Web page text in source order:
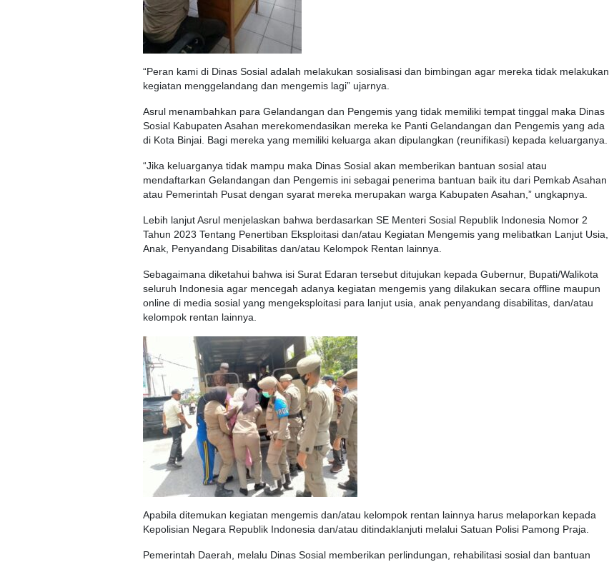
“Peran kami di Dinas Sosial adalah melakukan sosialisasi dan bimbingan agar mereka tidak melakukan
kegiatan menggelandang dan mengemis lagi” ujarnya.
Asrul menambahkan para Gelandangan dan Pengemis yang tidak memiliki tempat tinggal maka Dinas
Sosial Kabupaten Asahan merekomendasikan mereka ke Panti Gelandangan dan Pengemis yang ada
di Kota Binjai. Bagi mereka yang memiliki keluarga akan dipulangkan (reunifikasi) kepada keluarganya.
“Jika keluarganya tidak mampu maka Dinas Sosial akan memberikan bantuan sosial atau
mendaftarkan Gelandangan dan Pengemis ini sebagai penerima bantuan baik itu dari Pemkab Asahan
atau Pemerintah Pusat dengan syarat mereka merupakan warga Kabupaten Asahan,” ungkapnya.
Lebih lanjut Asrul menjelaskan bahwa berdasarkan SE Menteri Sosial Republik Indonesia Nomor 2
Tahun 2023 Tentang Penertiban Eksploitasi dan/atau Kegiatan Mengemis yang melibatkan Lanjut Usia,
Anak, Penyandang Disabilitas dan/atau Kelompok Rentan lainnya.
Sebagaimana diketahui bahwa isi Surat Edaran tersebut ditujukan kepada Gubernur, Bupati/Walikota
seluruh Indonesia agar mencegah adanya kegiatan mengemis yang dilakukan secara offline maupun
online di media sosial yang mengeksploitasi para lanjut usia, anak penyandang disabilitas, dan/atau
kelompok rentan lainnya.
Apabila ditemukan kegiatan mengemis dan/atau kelompok rentan lainnya harus melaporkan kepada
Kepolisian Negara Republik Indonesia dan/atau ditindaklanjuti melalui Satuan Polisi Pamong Praja.
Pemerintah Daerah, melalu Dinas Sosial memberikan perlindungan, rehabilitasi sosial dan bantuan